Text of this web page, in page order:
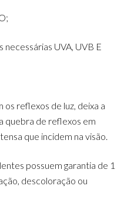
UVA, UVB E
reflexos de luz, deixa a
quebra de reflexos em
que incidem na visão.
possuem garantia de 1
descoloração ou